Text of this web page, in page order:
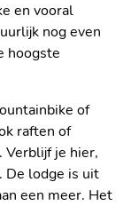
en vooral
nog even
hoogste
of
raften of
Verblijf je hier,
De lodge is uit
een meer. Het